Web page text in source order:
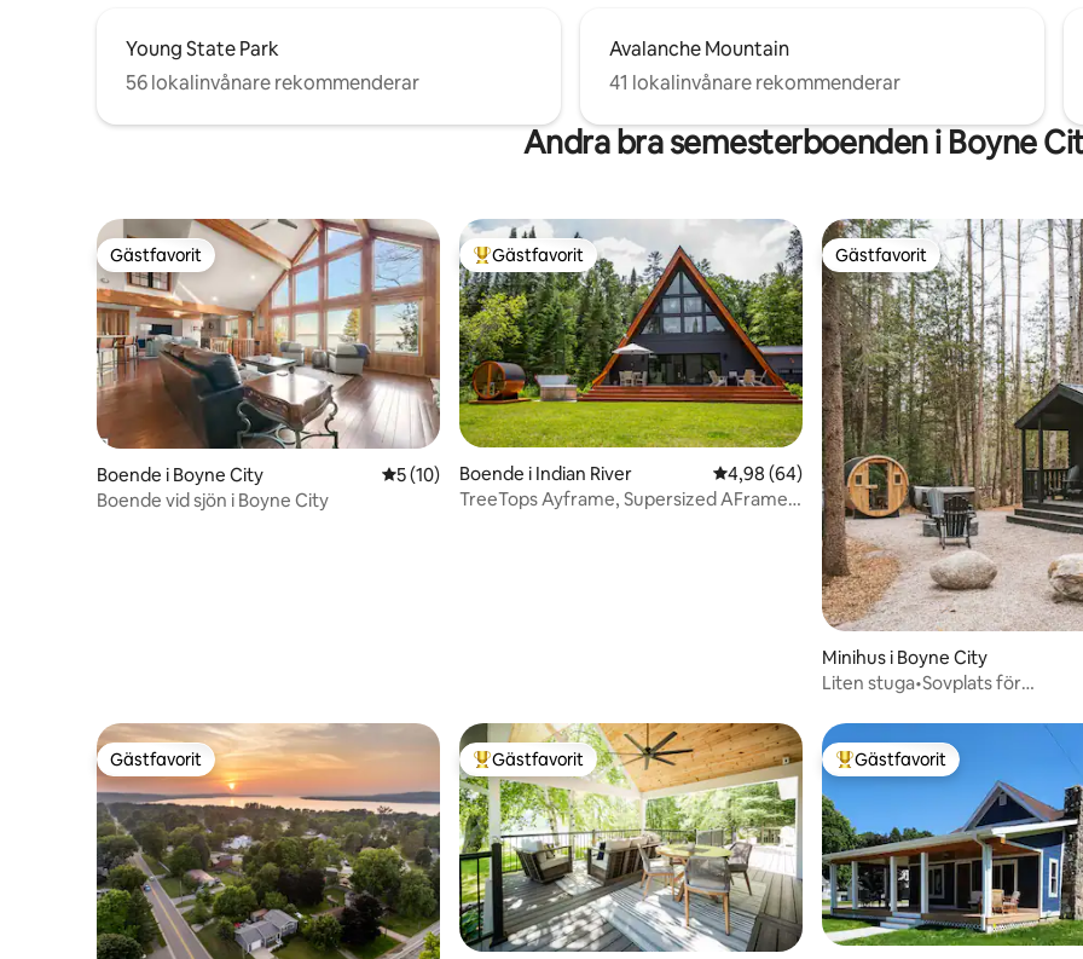
Young State Park
56 lokalinvånare rekommenderar
Avalanche Mountain
41 lokalinvånare rekommenderar
Andra bra semesterboenden i Boyne
Gästfavorit
Gästfavorit
Boende i Boyne City 5 av 5 i genomsnittligt betyg, 10 omdömen
5 (10)
Boende vid sjön i Boyne City
Populär gästfavorit
Gästfavorit
Boende i Indian River 4,98 av 5 i genomsnittligt betyg, 64
4,98 (64)
TreeTops Ayframe, Supersized AFrame
Gästfavorit
Gästfavorit
Minihus i Boyne City
Liten stuga•Sovplats för
Gästfavorit
Gästfavorit Populär gästfavorit
Gästfavorit Populär gästfavorit
Gästfavorit